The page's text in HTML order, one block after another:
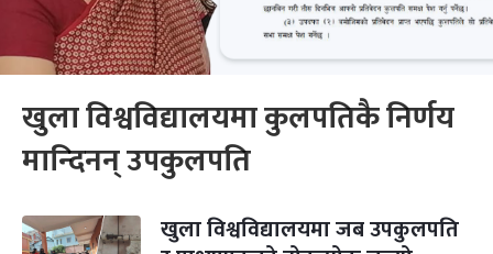
खुला विश्वविद्यालयमा कुलपतिकै निर्णय
मान्‍दिनन् उपकुलपति
खुला विश्वविद्यालयमा जब उपकुलपति